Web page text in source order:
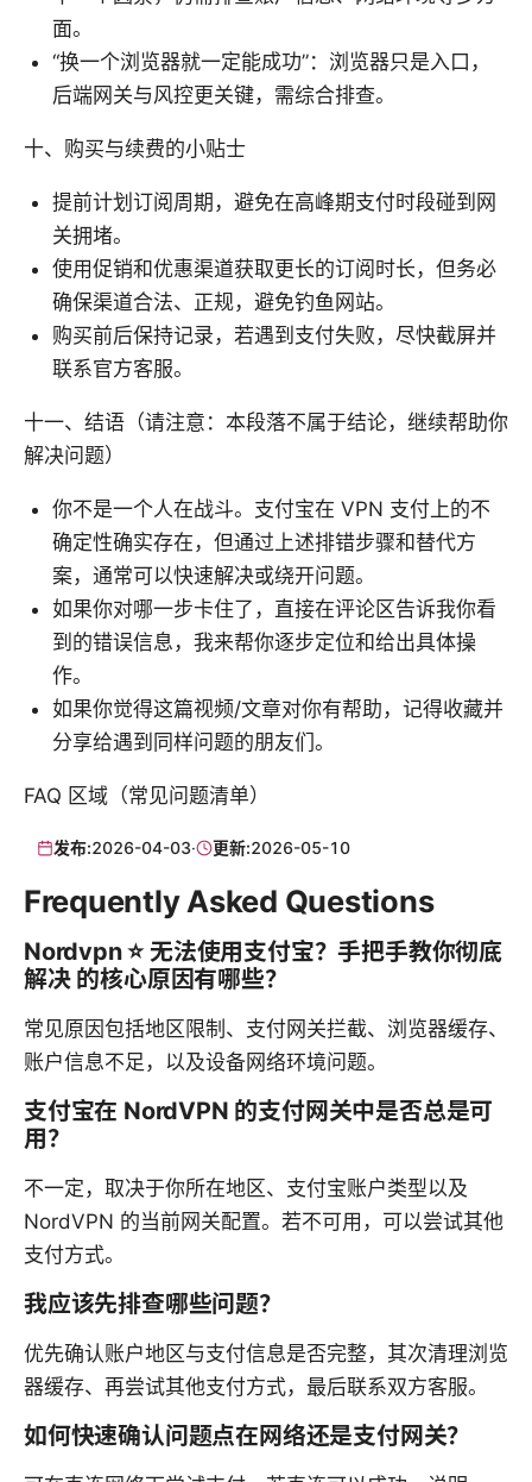
面。
“换一个浏览器就一定能成功”：浏览器只是入口，
后端网关与风控更关键，需综合排查。
十、购买与续费的小贴士
提前计划订阅周期，避免在高峰期支付时段碰到网
关拥堵。
使用促销和优惠渠道获取更长的订阅时长，但务必
确保渠道合法、正规，避免钓鱼网站。
购买前后保持记录，若遇到支付失败，尽快截屏并
联系官方客服。
十一、结语（请注意：本段落不属于结论，继续帮助你
解决问题）
你不是一个人在战斗。支付宝在 VPN 支付上的不
确定性确实存在，但通过上述排错步骤和替代方
案，通常可以快速解决或绕开问题。
如果你对哪一步卡住了，直接在评论区告诉我你看
到的错误信息，我来帮你逐步定位和给出具体操
作。
如果你觉得这篇视频/文章对你有帮助，记得收藏并
分享给遇到同样问题的朋友们。
FAQ 区域（常见问题清单）
发布:2026-04-03· 更新:2026-05-10
Frequently Asked Questions
Nordvpn ⭐ 无法使用支付宝？手把手教你彻底
解决 的核心原因有哪些？
常见原因包括地区限制、支付网关拦截、浏览器缓存、
账户信息不足，以及设备网络环境问题。
支付宝在 NordVPN 的支付网关中是否总是可
用？
不一定，取决于你所在地区、支付宝账户类型以及
NordVPN 的当前网关配置。若不可用，可以尝试其他
支付方式。
我应该先排查哪些问题？
优先确认账户地区与支付信息是否完整，其次清理浏览
器缓存、再尝试其他支付方式，最后联系双方客服。
如何快速确认问题点在网络还是支付网关？